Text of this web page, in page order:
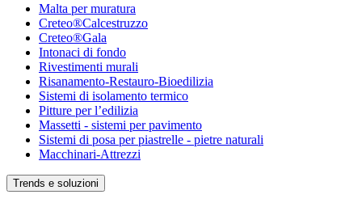
Malta per muratura
Creteo®Calcestruzzo
Creteo®Gala
Intonaci di fondo
Rivestimenti murali
Risanamento-Restauro-Bioedilizia
Sistemi di isolamento termico
Pitture per l’edilizia
Massetti - sistemi per pavimento
Sistemi di posa per piastrelle - pietre naturali
Macchinari-Attrezzi
Trends e soluzioni